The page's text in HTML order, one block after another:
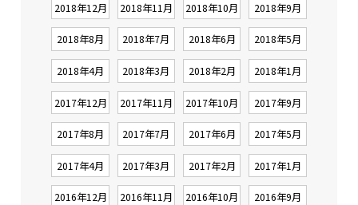
2018年12月 2018年11月 2018年10月 2018年9月
2018年8月 2018年7月 2018年6月 2018年5月
2018年4月 2018年3月 2018年2月 2018年1月
2017年12月 2017年11月 2017年10月 2017年9月
2017年8月 2017年7月 2017年6月 2017年5月
2017年4月 2017年3月 2017年2月 2017年1月
2016年12月 2016年11月 2016年10月 2016年9月